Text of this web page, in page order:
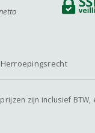
Herroepingsrecht
zijn inclusief